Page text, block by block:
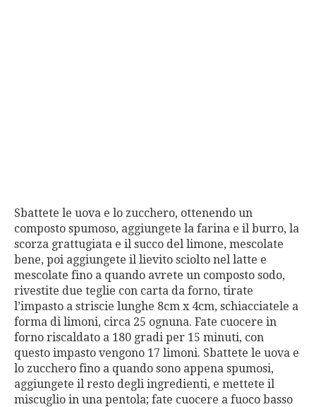
Sbattete le uova e lo zucchero, ottenendo un
composto spumoso, aggiungete la farina e il burro, la
scorza grattugiata e il succo del limone, mescolate
bene, poi aggiungete il lievito sciolto nel latte e
mescolate fino a quando avrete un composto sodo,
rivestite due teglie con carta da forno, tirate
l’impasto a striscie lunghe 8cm x 4cm, schiacciatele a
forma di limoni, circa 25 ognuna. Fate cuocere in
forno riscaldato a 180 gradi per 15 minuti, con
questo impasto vengono 17 limoni. Sbattete le uova e
lo zucchero fino a quando sono appena spumosi,
aggiungete il resto degli ingredienti, e mettete il
miscuglio in una pentola; fate cuocere a fuoco basso